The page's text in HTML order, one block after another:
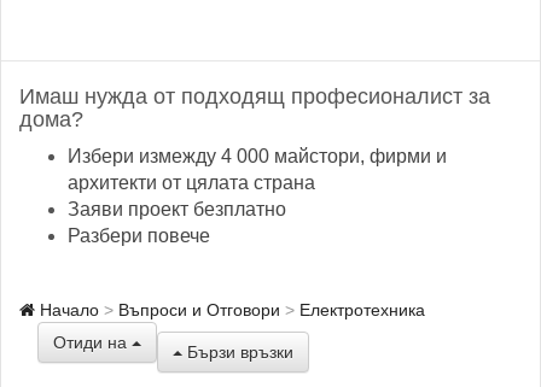
Имаш нужда от подходящ професионалист за
дома?
Избери измежду 4 000 майстори, фирми и
архитекти от цялата страна
Заяви проект безплатно
Разбери повече
Начало Въпроси и Отговори
Електротехника
Отиди на
Бързи връзки